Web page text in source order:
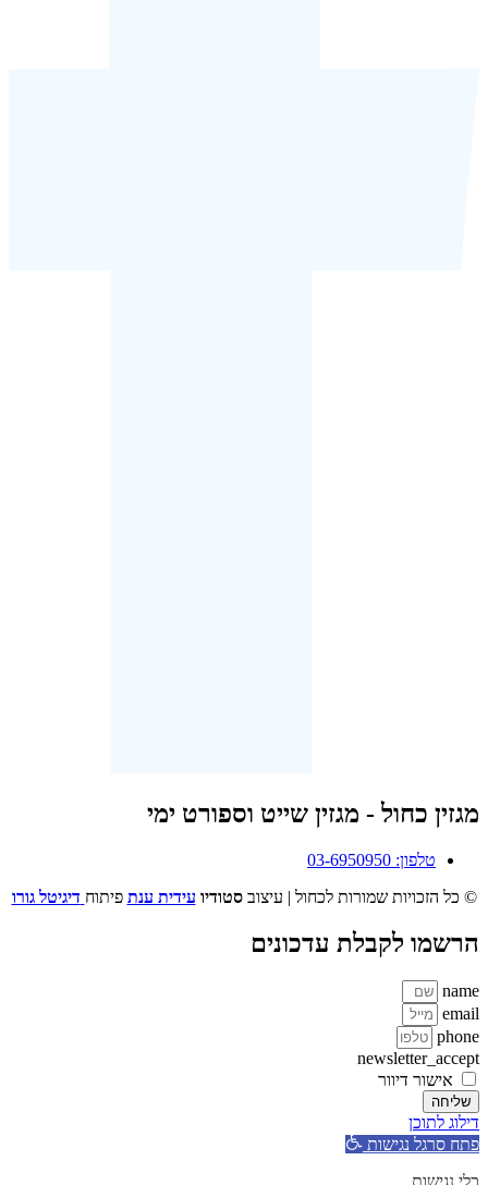
מגזין כחול - מגזין שייט וספורט ימי
טלפון: 03-6950950
© כל הזכויות שמורות לכחול | עיצובסטודיו עידית ענת פיתוח דיגיטל גורו
הרשמו לקבלת עדכונים
name
email
phone
newsletter_accept
אישור דיוור
שליחה
דילוג לתוכן
פתח סרגל נגישות
כלי נגישות